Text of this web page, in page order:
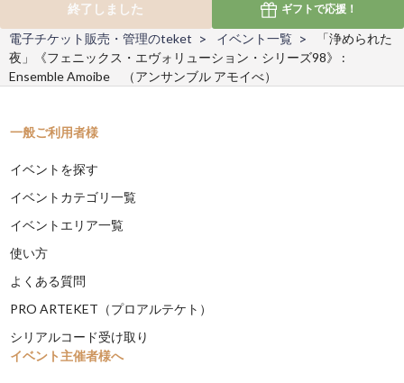
終了しました
ギフトで応援！
電子チケット販売・管理のteket イベント一覧
「浄められた
夜」《フェニックス・エヴォリューション・シリーズ98》 :
Ensemble Amoibe （アンサンブル アモイべ）
一般ご利用者様
イベントを探す
イベントカテゴリ一覧
イベントエリア一覧
使い方
よくある質問
PRO ARTEKET（プロアルテケト）
シリアルコード受け取り
イベント主催者様へ